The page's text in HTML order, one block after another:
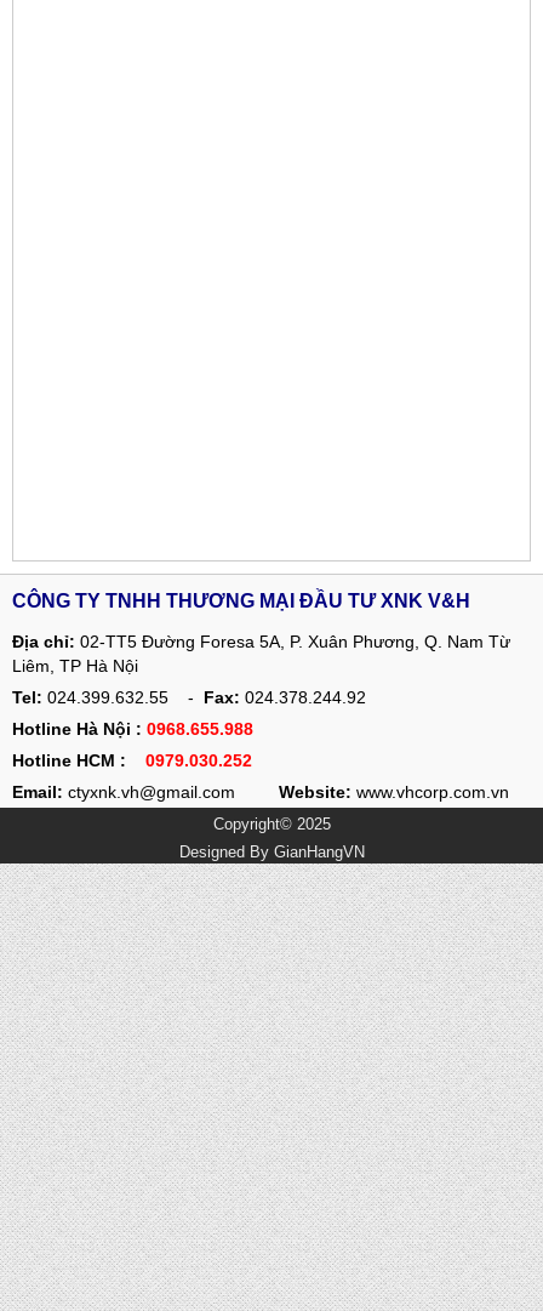
CÔNG TY TNHH THƯƠNG MẠI ĐẦU TƯ XNK V&H
Địa chỉ: 02-TT5 Đường Foresa 5A, P. Xuân Phương, Q. Nam Từ
Liêm, TP Hà Nội
Tel: 024.399.632.55 - Fax: 024.378.244.92
Hotline Hà Nội : 0968.655.988
Hotline HCM :
0979.030.252
Email: ctyxnk.vh@gmail.com Website: www.vhcorp.com.vn
Copyright© 2025
Designed By GianHangVN